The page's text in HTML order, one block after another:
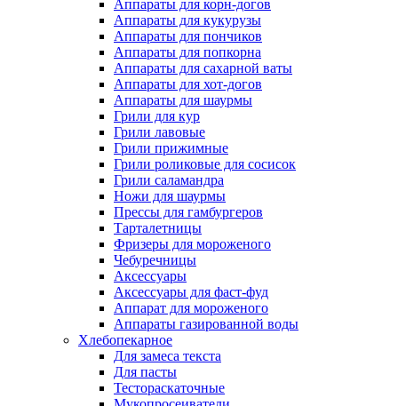
Аппараты для корн-догов
Аппараты для кукурузы
Аппараты для пончиков
Аппараты для попкорна
Аппараты для сахарной ваты
Аппараты для хот-догов
Аппараты для шаурмы
Грили для кур
Грили лавовые
Грили прижимные
Грили роликовые для сосисок
Грили саламандра
Ножи для шаурмы
Прессы для гамбургеров
Тарталетницы
Фризеры для мороженого
Чебуречницы
Аксессуары
Аксессуары для фаст-фуд
Аппарат для мороженого
Аппараты газированной воды
Хлебопекарное
Для замеса текста
Для пасты
Тестораскаточные